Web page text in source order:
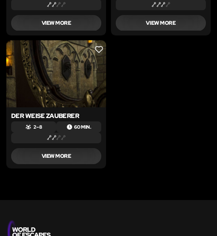
VIEW MORE VIEW MORE
LIKE
DER WEISE ZAUBERER
2 – 8 60 MIN.
VIEW MORE